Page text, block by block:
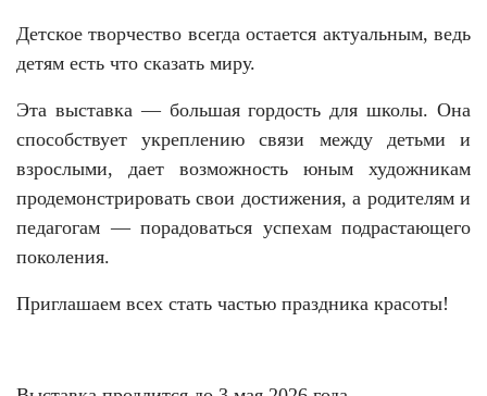
Детское творчество всегда остается актуальным, ведь
детям есть что сказать миру.
Эта выставка — большая гордость для школы. Она
способствует укреплению связи между детьми и
взрослыми, дает возможность юным художникам
продемонстрировать свои достижения, а родителям и
педагогам — порадоваться успехам подрастающего
поколения.
Приглашаем всех стать частью праздника красоты!